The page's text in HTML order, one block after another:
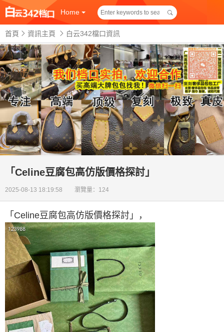
Home
首頁 資訊主頁 白云342檔口資訊
「Celine豆腐包高仿版價格探討」
2025-08-13 18:19:58 瀏覽量：124
「Celine豆腐包高仿版價格探討」 ，